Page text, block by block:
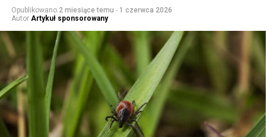
Opublikowano 2 miesiące temu - 1 czerwca 2026
Autor Artykuł sponsorowany